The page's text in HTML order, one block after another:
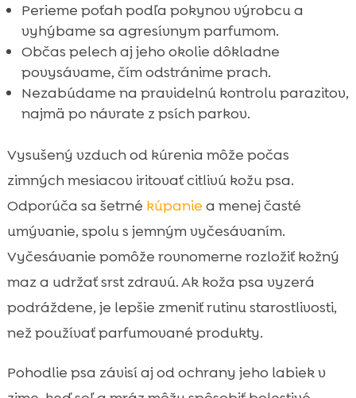
Perieme poťah podľa pokynov výrobcu a
vyhýbame sa agresívnym parfumom.
Občas pelech aj jeho okolie dôkladne
povysávame, čím odstránime prach.
Nezabúdame na pravidelnú kontrolu parazitov,
najmä po návrate z psích parkov.
Vysušený vzduch od kúrenia môže počas
zimných mesiacov iritovať citlivú kožu psa.
Odporúča sa šetrné kúpanie a menej časté
umývanie, spolu s jemným vyčesávaním.
Vyčesávanie pomôže rovnomerne rozložiť kožný
maz a udržať srst zdravú. Ak koža psa vyzerá
podráždene, je lepšie zmeniť rutinu starostlivosti,
než používať parfumované produkty.
Pohodlie psa závisí aj od ochrany jeho labiek v